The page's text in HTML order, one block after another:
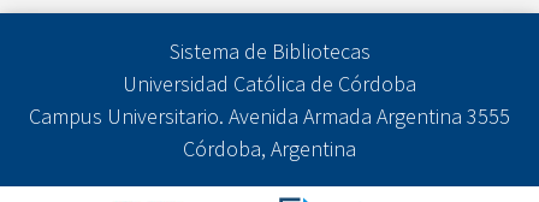
Sistema de Bibliotecas
Universidad Católica de Córdoba
Campus Universitario. Avenida Armada Argentina 3555
Córdoba, Argentina